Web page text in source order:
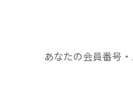
あなたの会員番号